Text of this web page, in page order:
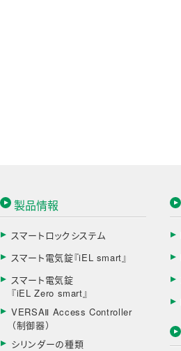
製品情報
スマートロックシステム
スマート電気錠『iEL smart』
スマート電気錠
『iEL Zero smart』
VERSAⅡ Access Controller
（制御器）
シリンダーの種類